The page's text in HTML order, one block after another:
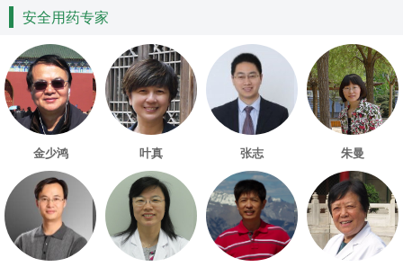
安全用药专家
金少鸿 叶真 张志 朱曼